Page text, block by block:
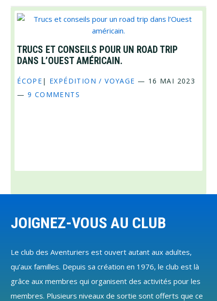
TRUCS ET CONSEILS POUR UN ROAD TRIP
DANS L’OUEST AMÉRICAIN.
ÉCOPE | EXPÉDITION / VOYAGE — 16 MAI 2023
— 9 COMMENTS
Footer
JOIGNEZ-VOUS AU CLUB
Le club des Aventuriers est ouvert autant aux adultes,
qu’aux familles. Depuis sa création en 1976, le club est là
grâce aux membres qui organisent des activités pour les
membres. Plusieurs niveaux de sortie sont offerts que ce